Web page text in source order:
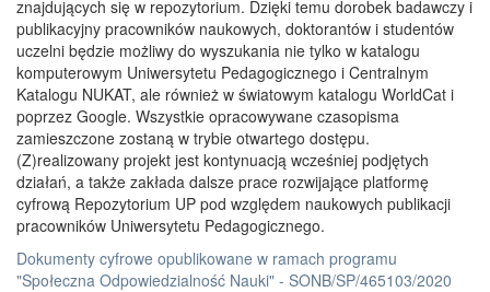
znajdujących się w repozytorium. Dzięki temu dorobek badawczy i
publikacyjny pracowników naukowych, doktorantów i studentów
uczelni będzie możliwy do wyszukania nie tylko w katalogu
komputerowym Uniwersytetu Pedagogicznego i Centralnym
Katalogu NUKAT, ale również w światowym katalogu WorldCat i
poprzez Google. Wszystkie opracowywane czasopisma
zamieszczone zostaną w trybie otwartego dostępu.
(Z)realizowany projekt jest kontynuacją wcześniej podjętych
działań, a także zakłada dalsze prace rozwijające platformę
cyfrową Repozytorium UP pod względem naukowych publikacji
pracowników Uniwersytetu Pedagogicznego.
Dokumenty cyfrowe opublikowane w ramach programu
"Społeczna Odpowiedzialność Nauki" - SONB/SP/465103/2020